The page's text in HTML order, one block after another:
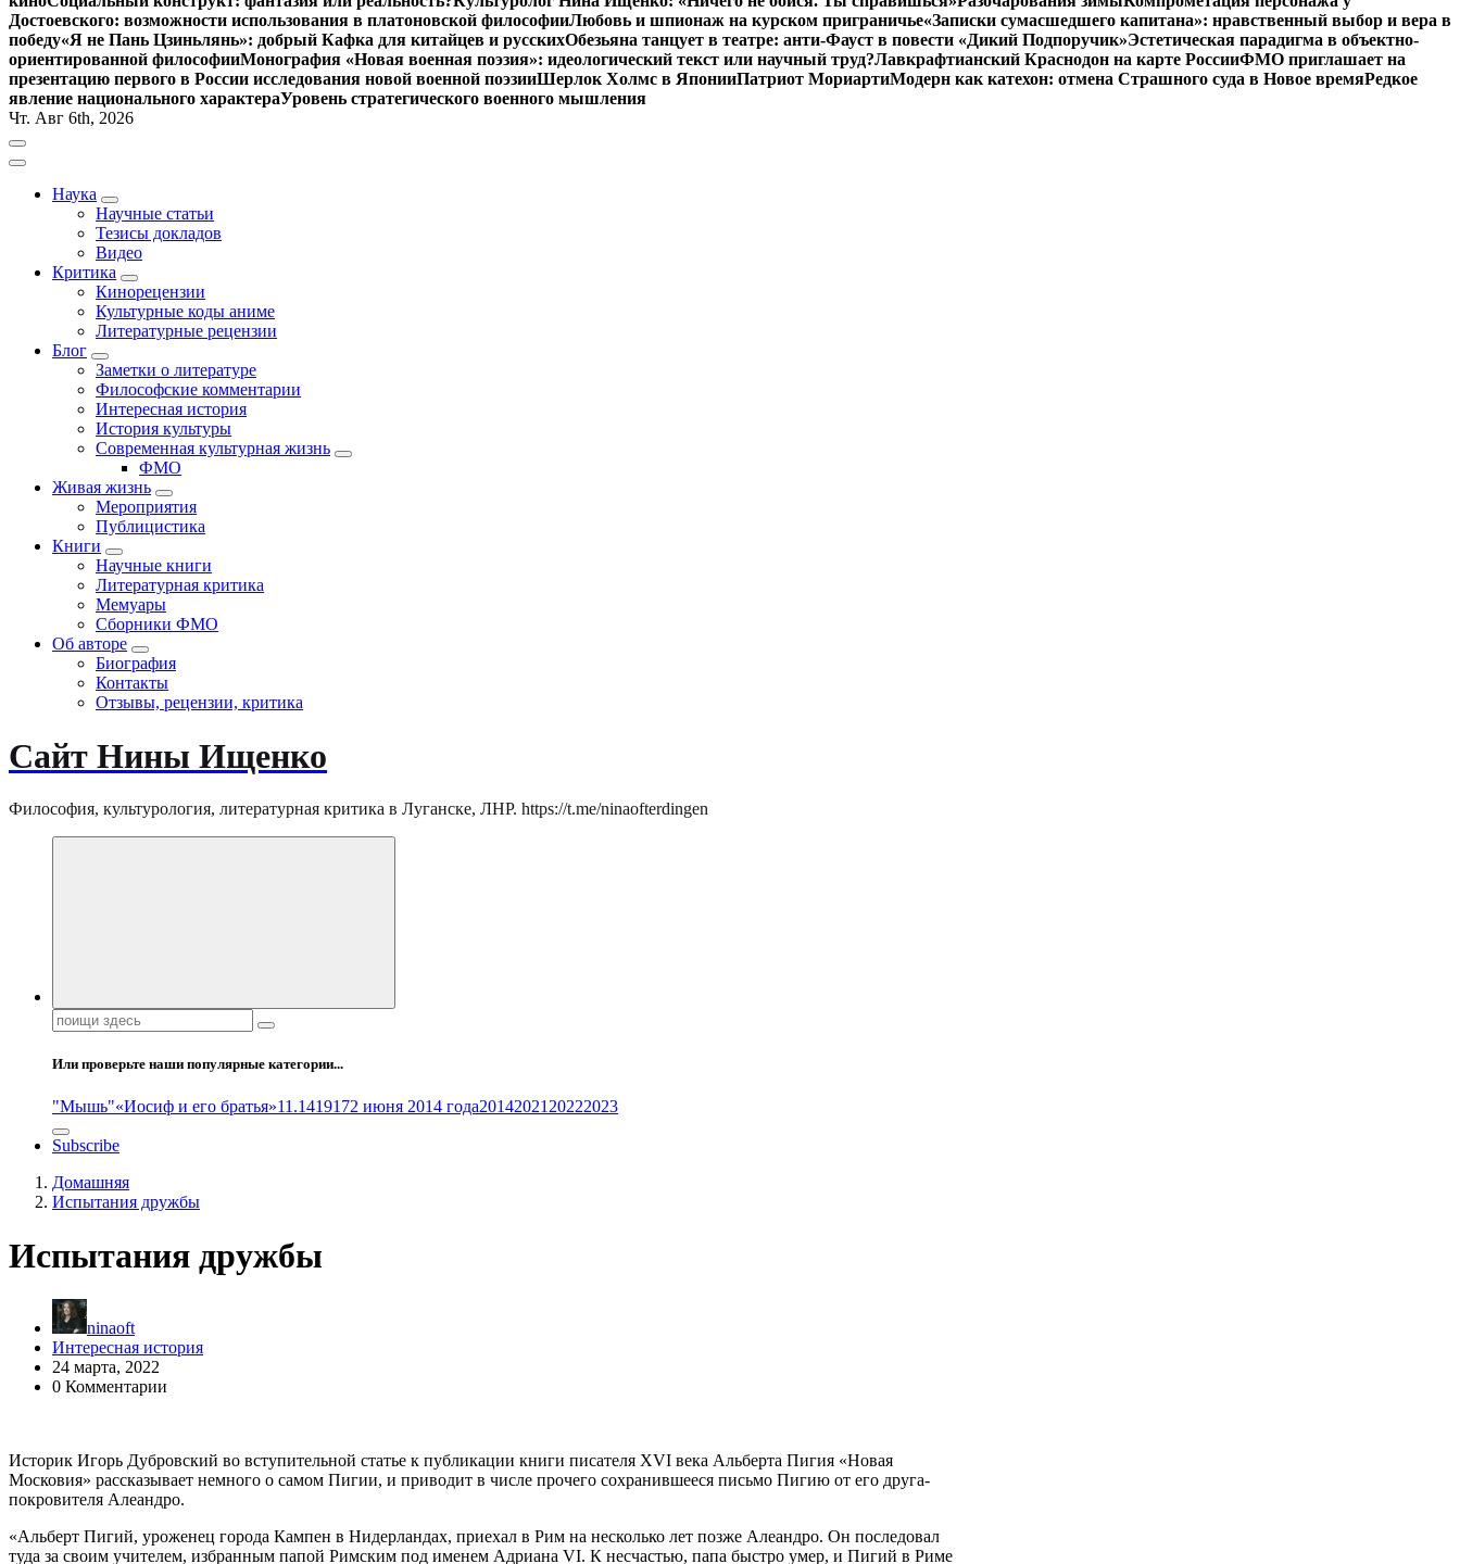
Достоевского: возможности использования в платоновской философииЛюбовь и шпионаж на курском приграничье«Записки сумасшедшего капитана»: нравственный выбор и вера в
победу«Я не Пань Цзиньлянь»: добрый Кафка для китайцев и русскихОбезьяна танцует в театре: анти-Фауст в повести «Дикий Подпоручик»Эстетическая парадигма в объектно-
ориентированной философииМонография «Новая военная поэзия»: идеологический текст или научный труд?Лавкрафтианский Краснодон на карте РоссииФМО приглашает на
презентацию первого в России исследования новой военной поэзииШерлок Холмс в ЯпонииПатриот МориартиМодерн как катехон: отмена Страшного суда в Новое времяРедкое
явление национального характераУровень стратегического военного мышления
Чт. Авг 6th, 2026
Наука
Научные статьи
Тезисы докладов
Видео
Критика
Кинорецензии
Культурные коды аниме
Литературные рецензии
Блог
Заметки о литературе
Философские комментарии
Интересная история
История культуры
Современная культурная жизнь
ФМО
Живая жизнь
Мероприятия
Публицистика
Книги
Научные книги
Литературная критика
Мемуары
Сборники ФМО
Об авторе
Биография
Контакты
Отзывы, рецензии, критика
Сайт Нины Ищенко
Философия, культурология, литературная критика в Луганске, ЛНР. https://t.me/ninaofterdingen
Поиск:
Или проверьте наши популярные категории...
"Мышь"«Иосиф и его братья»11.1419172 июня 2014 года2014202120222023
Subscribe
Домашняя
Испытания дружбы
Испытания дружбы
ninaoft
Интересная история
24 марта, 2022
0 Комментарии
Историк Игорь Дубровский во вступительной статье к публикации книги писателя XVI века Альберта Пигия «Новая
Московия» рассказывает немного о самом Пигии, и приводит в числе прочего сохранившееся письмо Пигию от его друга-
покровителя Алеандро.
«Альберт Пигий, уроженец города Кампен в Нидерландах, приехал в Рим на несколько лет позже Алеандро. Он последовал
туда за своим учителем, избранным папой Римским под именем Адриана VI. К несчастью, папа быстро умер, и Пигий в Риме